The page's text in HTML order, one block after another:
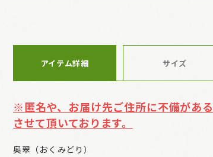
アイテム詳細 サイズ
※匿名や、お届け先ご住所に不備があ
させて頂いております。
奥翠（おくみどり）